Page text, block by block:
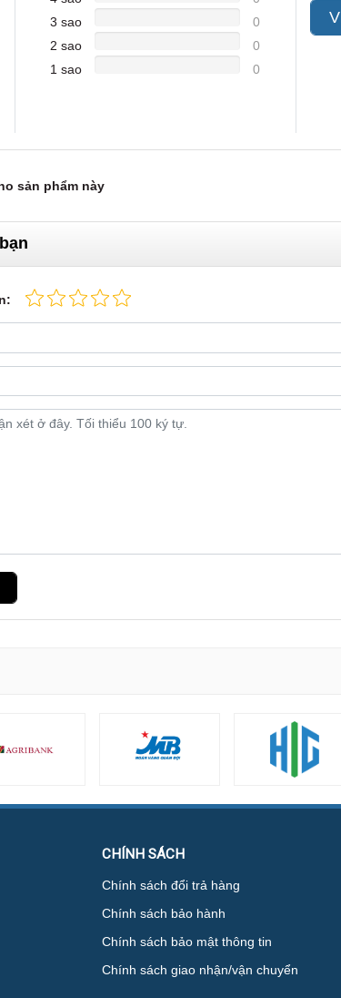
3 sao
0
2 sao
0
1 sao
0
sản phẩm này
CHÍNH SÁCH
Chính sách đổi trả hàng
Chính sách bảo hành
Chính sách bảo mật thông tin
Chính sách giao nhận/vận chuyển